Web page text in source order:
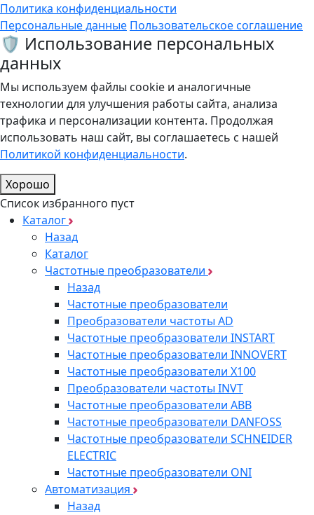
Политика конфиденциальности
Персональные данные Пользовательское соглашение
🛡️ Использование персональных
данных
Мы используем файлы cookie и аналогичные
технологии для улучшения работы сайта, анализа
трафика и персонализации контента. Продолжая
использовать наш сайт, вы соглашаетесь с нашей
Политикой конфиденциальности.
Хорошо
Список избранного пуст
Каталог
Назад
Каталог
Частотные преобразователи
Назад
Частотные преобразователи
Преобразователи частоты AD
Частотные преобразователи INSTART
Частотные преобразователи INNOVERT
Частотные преобразователи Х100
Преобразователи частоты INVT
Частотные преобразователи ABB
Частотные преобразователи DANFOSS
Частотные преобразователи SCHNEIDER
ELECTRIC
Частотные преобразователи ONI
Автоматизация
Назад